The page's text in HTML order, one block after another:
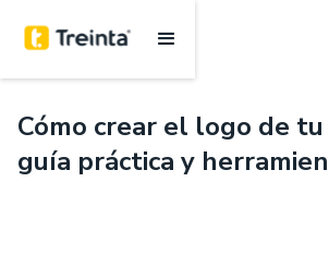
Cómo crear el logo de tu
guía práctica y